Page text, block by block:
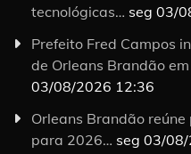
tecnológicas… seg 03/
Prefeito Fred Campos
de Orleans Brandão
03/08/2026 12:36
Orleans Brandão
para 2026… seg 03/